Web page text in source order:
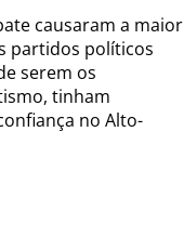
causaram a maior
partidos políticos
serem os
tinham
no Alto-